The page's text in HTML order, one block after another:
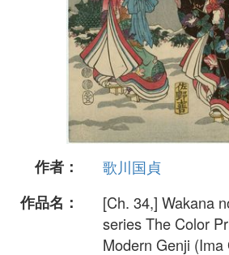
作者：
歌川国貞
作品名：
[Ch. 34,] Wakana
series The Color
Modern Genji